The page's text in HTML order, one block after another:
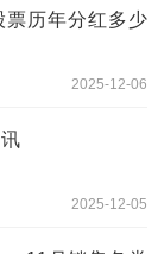
票历年分红多少
2025-12-06
2025-12-05